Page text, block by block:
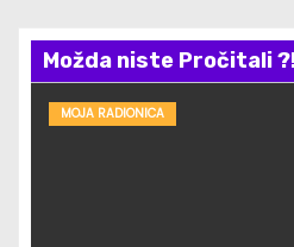
Možda niste Pročitali
MOJA RADIONICA